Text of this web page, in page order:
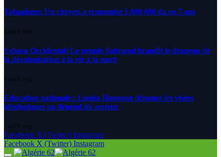
Tabagisme: Un citoyen a économisé 1 000 000 da en 7 ans
8 AOÛT 2026
Sahara Occidental: Le peuple Sahraoui brandit le drapeau de
la décolonisation à la vie à la mort
8 AOÛT 2026
Education nationale : Louisa Hanoune dénonce les visées
idéologiques au dépend du secteur
7 AOÛT 2026
Facebook X (Twitter) Instagram
Facebook X (Twitter) Instagram